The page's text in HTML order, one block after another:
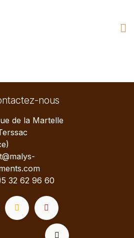
nous
de la Martelle
32 62 96 60